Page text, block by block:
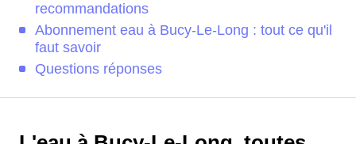
recommandations
Abonnement eau à Bucy-Le-Long : tout ce qu'il
faut savoir
Questions réponses